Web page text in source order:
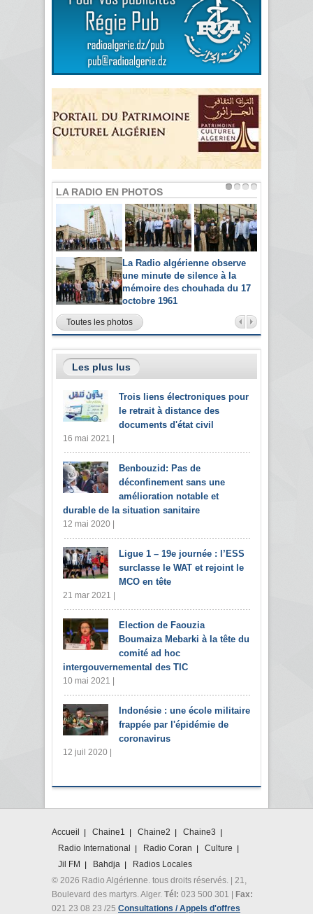
LA RADIO EN PHOTOS
La Radio algérienne observe
une minute de silence à la
mémoire des chouhada du 17
octobre 1961
Toutes les photos
Les plus lus
Trois liens électroniques pour
le retrait à distance des
documents d'état civil
16 mai 2021 |
Benbouzid: Pas de
déconfinement sans une
amélioration notable et
durable de la situation sanitaire
12 mai 2020 |
Ligue 1 – 19e journée : l’ESS
surclasse le WAT et rejoint le
MCO en tête
21 mar 2021 |
Election de Faouzia
Boumaiza Mebarki à la tête du
comité ad hoc
intergouvernemental des TIC
10 mai 2021 |
Indonésie : une école militaire
frappée par l'épidémie de
coronavirus
12 juil 2020 |
Accueil Chaine1 Chaine2
Chaine3
Radio International
Radio Coran
Culture
Jil FM
Bahdja
Radios Locales
© 2026 Radio Algérienne. tous droits réservés. | 21,
Boulevard des martyrs. Alger. Tél: 023 500 301 | Fax:
021 23 08 23 /25 Consultations / Appels d'offres